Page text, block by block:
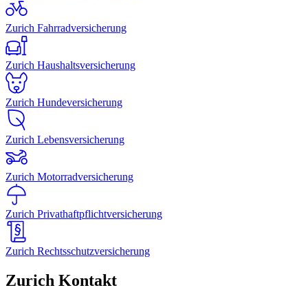
Zurich Fahrradversicherung
Zurich Haushaltsversicherung
Zurich Hundeversicherung
Zurich Lebensversicherung
Zurich Motorradversicherung
Zurich Privathaftpflichtversicherung
Zurich Rechtsschutzversicherung
Zurich Kontakt